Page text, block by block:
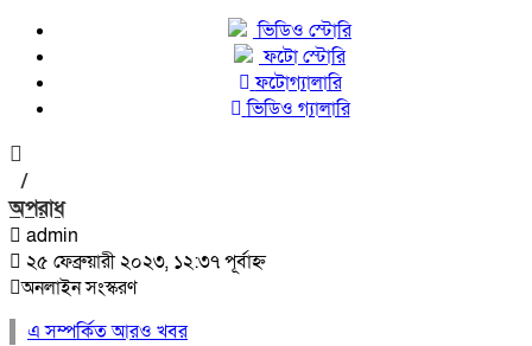
ভিডিও স্টোরি
ফটো স্টোরি
ফটোগ্যালারি
ভিডিও গ্যালারি
/
অপরাধ
admin
২৫ ফেব্রুয়ারী ২০২৩, ১২:৩৭ পূর্বাহ্ন
অনলাইন সংস্করণ
এ সম্পর্কিত আরও খবর